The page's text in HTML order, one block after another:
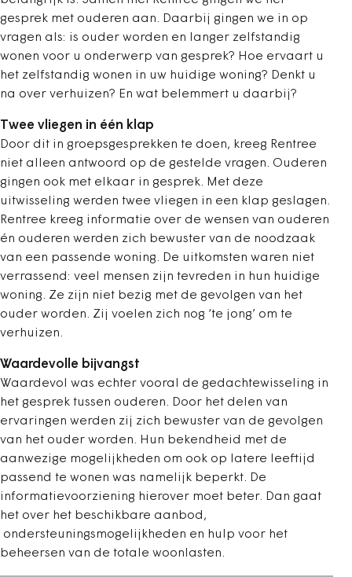
gesprek met ouderen aan. Daarbij gingen we in op
vragen als: is ouder worden en langer zelfstandig
wonen voor u onderwerp van gesprek? Hoe ervaart u
het zelfstandig wonen in uw huidige woning? Denkt u
na over verhuizen? En wat belemmert u daarbij?
Twee vliegen in één klap
Door dit in groepsgesprekken te doen, kreeg Rentree
niet alleen antwoord op de gestelde vragen. Ouderen
gingen ook met elkaar in gesprek. Met deze
uitwisseling werden twee vliegen in een klap geslagen.
Rentree kreeg informatie over de wensen van ouderen
én ouderen werden zich bewuster van de noodzaak
van een passende woning. De uitkomsten waren niet
verrassend: veel mensen zijn tevreden in hun huidige
woning. Ze zijn niet bezig met de gevolgen van het
ouder worden. Zij voelen zich nog ‘te jong’ om te
verhuizen.
Waardevolle bijvangst
Waardevol was echter vooral de gedachtewisseling in
het gesprek tussen ouderen. Door het delen van
ervaringen werden zij zich bewuster van de gevolgen
van het ouder worden. Hun bekendheid met de
aanwezige mogelijkheden om ook op latere leeftijd
passend te wonen was namelijk beperkt. De
informatievoorziening hierover moet beter. Dan gaat
het over het beschikbare aanbod,
ondersteuningsmogelijkheden en hulp voor het
beheersen van de totale woonlasten.